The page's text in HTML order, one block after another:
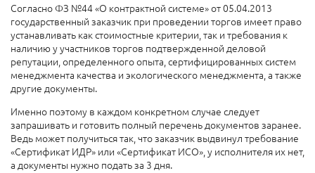
Согласно ФЗ №44 «О контрактной системе» от 05.04.2013
государственный заказчик при проведении торгов имеет право
устанавливать как стоимостные критерии, так и требования к
наличию у участников торгов подтвержденной деловой
репутации, определенного опыта, сертифицированных систем
менеджмента качества и экологического менеджмента, а также
другие документы.
Именно поэтому в каждом конкретном случае следует
запрашивать и готовить полный перечень документов заранее.
Ведь может получиться так, что заказчик выдвинул требование
«Сертификат ИДР» или «Сертификат ИСО», у исполнителя их нет,
а документы нужно подать за 3 дня.